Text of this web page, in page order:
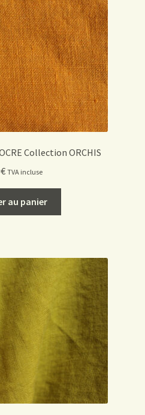
Collection ORCHIS
€ TVA incluse
au panier